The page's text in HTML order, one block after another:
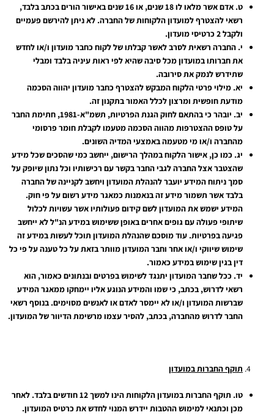
ט.
אדם אשר מלאו לו 18 שנים, או 16 שנים באישור הורים בכתב בלבד,
רשאי להצטרף למועדון הלקוחות של החברה. לא ניתן להירשם פעמיים
ולקבל 2 כרטיסי מועדון.
י.החברה רשאית לסרב לאשר קבלתו של לקוח כחבר מועדון ו/או לחדש
את חברותו במועדון מכל סיבה שהיא לפי ראות עיניה בלבד ומבלי
שתידרש לנמק את סירובה.
יא.מילוי פרטי הלקוח המבקש להצטרף כחבר מועדון יהווה הסכמה
מודעת חופשית ומרצון לכלל האמור בתקנון זה.
יב.
יובהר כי בהתאם לחוק הגנת הפרטיות, תשמ"א-1981, חתימת החבר
על טופס ההצטרפות מהווה הסכמה מטעמו לקבלת חומר פרסומי
מהחברה ו/או מי מטעמה באמצעי המדיה השונים.
יג.כמו כן, אישור הלקוח במהלך הרישום, ייחשב כמי שהסכים שכל מידע
שהצטבר אצל החברה לגבי החבר בקשר עם רכישותיו וכל נתון שיופק על
סמך ניתוח המידע יועבר להנהלת המועדון ויחשב לקניינה של החברה
בלבד אשר תשמור מידע זה בנאמנות כמאגר מידע רשום על פי חוק.
המידע ישמש את המועדון לשם קידום פעולותיו אשר עשויות לכלול
שיתופי פעולה עם גופים אחרים באופן ששימוש במידע הנ"ל לא ייחשב
פגיעה בפרטיות. עוד מוסכם שהנהלת המועדון תוכל לעשות במידע זה
שימוש שיווקי ו/או אחר וחבר המועדון מוותר בזאת על כל טענה על פי כל
דין בגין שימוש במידע כאמור.
יד.ככל שחבר המועדון יתנגד לשימוש בפרטים ובנתונים כאמור, הוא
רשאי לדרוש, בכתב, כי שמו והמידע הנוגע אליו יימחקו ממאגר המידע
שברשות המועדון ו/או לא יימסר לאדם או לאנשים מסוימים. בנוסף רשאי
החבר לדרוש מהחברה, בכתב, להסיר עצמו מרשימת הדיוור של המועדון.
תוקף החברות במועדון
טו.
תוקף החברות במועדון הלקוחות הינו למשך 12 חודשים בלבד. לאחר
מכן וכתנאי למימוש ההטבות יידרש המנוי לחדש את כרטיס המועדון.